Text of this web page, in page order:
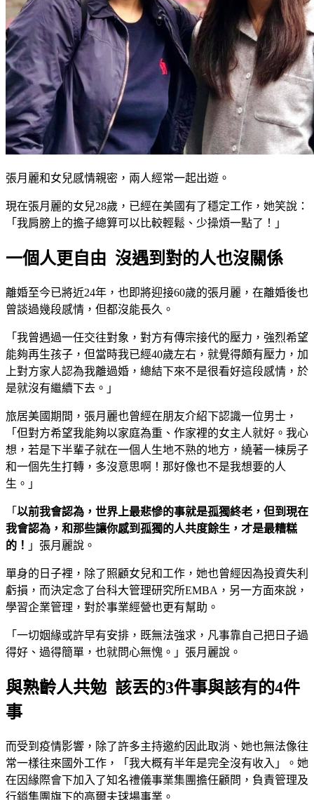
張月麗和女兒感情親密，兩人經常一起出遊。
現在張月麗的女兒28歲，已經在美國有了穩定工作，她笑說：
「我肩膀上的擔子總算可以比較輕鬆、少操煩一點了！」
一個人更自由 沒遇到對的人也沒關係
離婚至今已將近24年，也即將迎接60歲的張月麗，在離婚後也
曾談過幾段感情，但都沒能長久。
「我曾遇過一任交往對象，對方有傳宗接代的壓力，強烈希望
能夠再生孩子，但當時我已經40歲左右，就覺得頗有壓力，加
上對方家人認為我離過婚，總結下來不是很看好這段感情，於
是就沒有繼續下去。」
旅居美國期間，張月麗也曾經在朋友介紹下認識一位男士，
「但對方希望我能夠以家庭為重、作家裡的女主人就好。我心
想，若是下半輩子就在一個人生地不熟的地方，繞著一棟房子
和一個先生打轉，多沒意思啊！那好像也不是我想要的人
生。」
「 以前我會認為，世界上最悲慘的事就是孤獨終老，但到現在
我會認為，和那些讓你感到孤獨的人共度餘生，才是最糟糕
的！ 」張月麗說。
單身的日子裡，除了照顧女兒和工作，她也曾經因為投資失利
虧損，而決定念了台科大管理研究所EMBA，另一方面來說，
學習企業管理，對於事業經營也更有幫助。
「一切姻緣或許早有安排，既無法強求，凡事靠自己把日子過
得好、過得簡單，也就問心無愧。」張月麗說。
與熟齡人共勉 該丟的3件事與該有的4件
事
而受到疫情影響，除了許多主持邀約因此取消、她也無法像往
常一樣往來國外工作，「我大概有半年是完全沒有收入」。她
在因緣際會下加入了知名禮儀事業集團擔任顧問，負責管理及
行銷集團旗下的高爾夫球場事業。